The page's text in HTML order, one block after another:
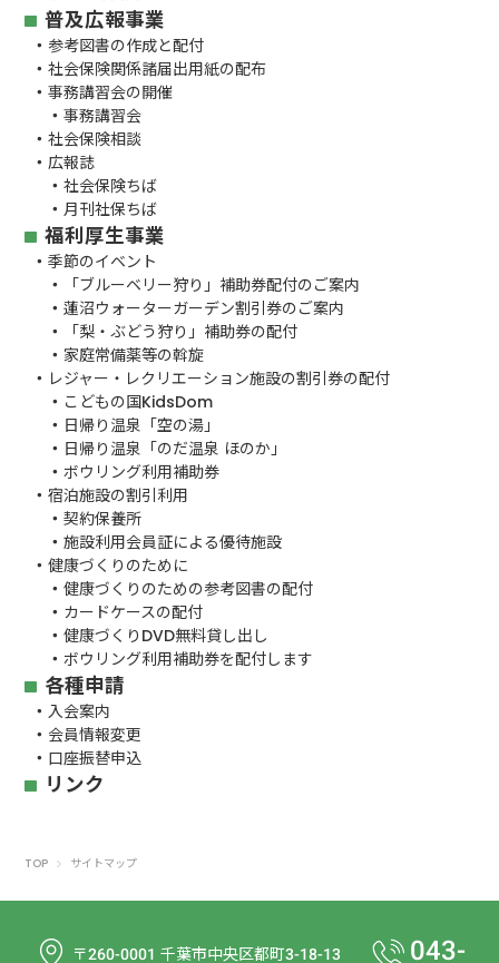
普及広報事業
参考図書の作成と配付
社会保険関係諸届出用紙の配布
事務講習会の開催
事務講習会
社会保険相談
広報誌
社会保険ちば
月刊社保ちば
福利厚生事業
季節のイベント
「ブルーベリー狩り」補助券配付のご案内
蓮沼ウォーターガーデン割引券のご案内
「梨・ぶどう狩り」補助券の配付
家庭常備薬等の斡旋
レジャー・レクリエーション施設の割引券の配付
こどもの国KidsDom
日帰り温泉「空の湯」
日帰り温泉「のだ温泉 ほのか」
ボウリング利用補助券
宿泊施設の割引利用
契約保養所
施設利用会員証による優待施設
健康づくりのために
健康づくりのための参考図書の配付
カードケースの配付
健康づくりDVD無料貸し出し
ボウリング利用補助券を配付します
各種申請
入会案内
会員情報変更
口座振替申込
リンク
TOP サイトマップ
〒260-0001 千葉市中央区都町3-18-13 043-